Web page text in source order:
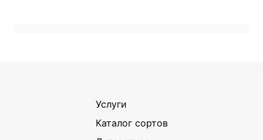
Услуги
Каталог сортов